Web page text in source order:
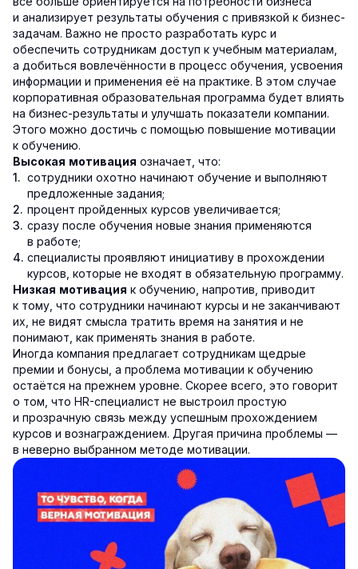
и анализирует результаты обучения с привязкой к бизнес-
задачам. Важно не просто разработать курс и
обеспечить сотрудникам доступ к учебным материалам,
а добиться вовлечённости в процесс обучения, усвоения
информации и применения её на практике. В этом случае
корпоративная образовательная программа будет влиять
на бизнес-результаты и улучшать показатели компании.
Этого можно достичь с помощью повышение мотивации
к обучению.
Высокая мотивация означает, что:
сотрудники охотно начинают обучение и выполняют
предложенные задания;
процент пройденных курсов увеличивается;
сразу после обучения новые знания применяются
в работе;
специалисты проявляют инициативу в прохождении
курсов, которые не входят в обязательную программу.
Низкая мотивация к обучению, напротив, приводит
к тому, что сотрудники начинают курсы и не заканчивают
их, не видят смысла тратить время на занятия и не
понимают, как применять знания в работе.
Иногда компания предлагает сотрудникам щедрые
премии и бонусы, а проблема мотивации к обучению
остаётся на прежнем уровне. Скорее всего, это говорит
о том, что HR-специалист не выстроил простую
и прозрачную связь между успешным прохождением
курсов и вознаграждением. Другая причина проблемы —
в неверно выбранном методе мотивации.